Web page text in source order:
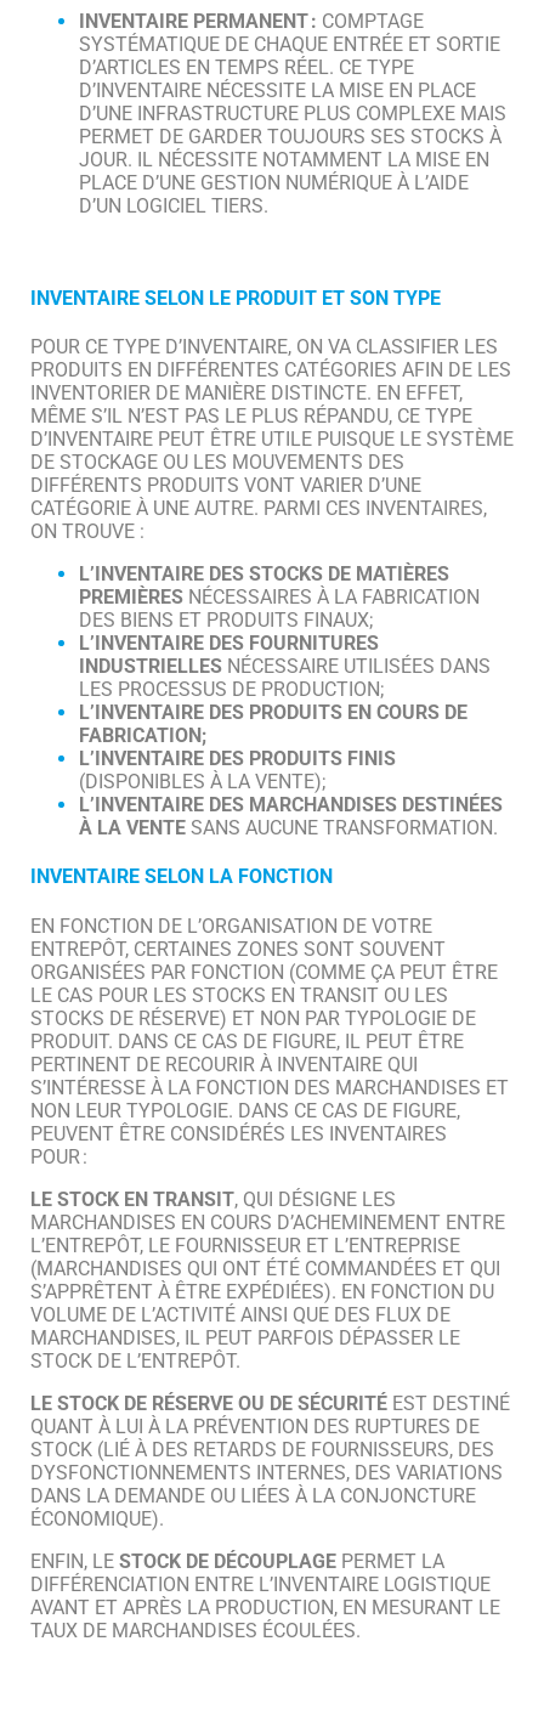
INVENTAIRE PERMANENT : COMPTAGE
SYSTÉMATIQUE DE CHAQUE ENTRÉE ET SORTIE
D’ARTICLES EN TEMPS RÉEL. CE TYPE
D’INVENTAIRE NÉCESSITE LA MISE EN PLACE
D’UNE INFRASTRUCTURE PLUS COMPLEXE MAIS
PERMET DE GARDER TOUJOURS SES STOCKS À
JOUR. IL NÉCESSITE NOTAMMENT LA MISE EN
PLACE D’UNE GESTION NUMÉRIQUE À L’AIDE
D’UN LOGICIEL TIERS.
INVENTAIRE SELON LE PRODUIT ET SON TYPE
POUR CE TYPE D’INVENTAIRE, ON VA CLASSIFIER LES
PRODUITS EN DIFFÉRENTES CATÉGORIES AFIN DE LES
INVENTORIER DE MANIÈRE DISTINCTE. EN EFFET,
MÊME S’IL N’EST PAS LE PLUS RÉPANDU, CE TYPE
D’INVENTAIRE PEUT ÊTRE UTILE PUISQUE LE SYSTÈME
DE STOCKAGE OU LES MOUVEMENTS DES
DIFFÉRENTS PRODUITS VONT VARIER D’UNE
CATÉGORIE À UNE AUTRE. PARMI CES INVENTAIRES,
ON TROUVE :
L’INVENTAIRE DES STOCKS DE MATIÈRES
PREMIÈRES NÉCESSAIRES À LA FABRICATION
DES BIENS ET PRODUITS FINAUX;
L’INVENTAIRE DES FOURNITURES
INDUSTRIELLES NÉCESSAIRE UTILISÉES DANS
LES PROCESSUS DE PRODUCTION;
L’INVENTAIRE DES PRODUITS EN COURS DE
FABRICATION;
L’INVENTAIRE DES PRODUITS FINIS
(DISPONIBLES À LA VENTE);
L’INVENTAIRE DES MARCHANDISES DESTINÉES
À LA VENTE SANS AUCUNE TRANSFORMATION.
INVENTAIRE SELON LA FONCTION
EN FONCTION DE L’ORGANISATION DE VOTRE
ENTREPÔT, CERTAINES ZONES SONT SOUVENT
ORGANISÉES PAR FONCTION (COMME ÇA PEUT ÊTRE
LE CAS POUR LES STOCKS EN TRANSIT OU LES
STOCKS DE RÉSERVE) ET NON PAR TYPOLOGIE DE
PRODUIT. DANS CE CAS DE FIGURE, IL PEUT ÊTRE
PERTINENT DE RECOURIR À INVENTAIRE QUI
S’INTÉRESSE À LA FONCTION DES MARCHANDISES ET
NON LEUR TYPOLOGIE. DANS CE CAS DE FIGURE,
PEUVENT ÊTRE CONSIDÉRÉS LES INVENTAIRES
POUR :
LE STOCK EN TRANSIT, QUI DÉSIGNE LES
MARCHANDISES EN COURS D’ACHEMINEMENT ENTRE
L’ENTREPÔT, LE FOURNISSEUR ET L’ENTREPRISE
(MARCHANDISES QUI ONT ÉTÉ COMMANDÉES ET QUI
S’APPRÊTENT À ÊTRE EXPÉDIÉES). EN FONCTION DU
VOLUME DE L’ACTIVITÉ AINSI QUE DES FLUX DE
MARCHANDISES, IL PEUT PARFOIS DÉPASSER LE
STOCK DE L’ENTREPÔT.
LE STOCK DE RÉSERVE OU DE SÉCURITÉ EST DESTINÉ
QUANT À LUI À LA PRÉVENTION DES RUPTURES DE
STOCK (LIÉ À DES RETARDS DE FOURNISSEURS, DES
DYSFONCTIONNEMENTS INTERNES, DES VARIATIONS
DANS LA DEMANDE OU LIÉES À LA CONJONCTURE
ÉCONOMIQUE).
ENFIN, LE STOCK DE DÉCOUPLAGE PERMET LA
DIFFÉRENCIATION ENTRE L’INVENTAIRE LOGISTIQUE
AVANT ET APRÈS LA PRODUCTION, EN MESURANT LE
TAUX DE MARCHANDISES ÉCOULÉES.